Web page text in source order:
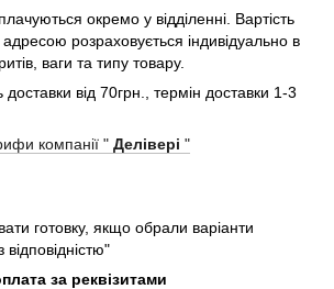
окремо у відділенні. Вартість
розраховується індивідуально в
ваги та типу товару.
доставки від 70грн., термін доставки 1-3
компанії " Делівері "
готовку, якщо обрали варіанти
відповідністю"
за реквізитами